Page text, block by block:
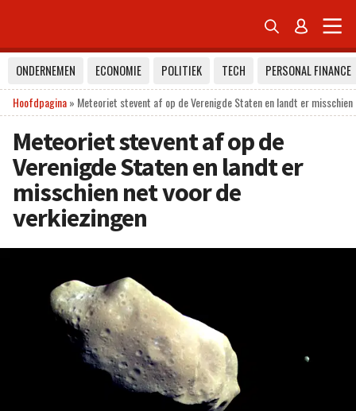
 
ONDERNEMEN ECONOMIE POLITIEK TECH
PERSONAL FINANCE
Hoofdpagina» Meteoriet stevent af op de Verenigde Staten en landt er
Meteoriet stevent af op de
Verenigde Staten en landt er
misschien net voor de
verkiezingen